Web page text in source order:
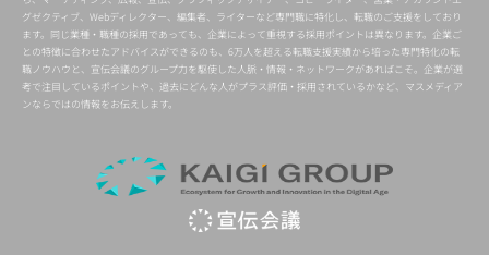
グゼクティブ、Webディレクター、編集者、ライターなど専門職に特化し、転職のご支援をしており
ます。同じ業種・職種の採用であっても、企業によって重視する採用ポイントは異なります。企業ご
との特徴に合わせたアドバイスができるのも、6万人を超える転職支援実績から培った専門特化の転
職ノウハウと、宣伝会議のグループ力を駆使した人脈・情報・ネットワークがあればこそ。企業が選
考で注目しているポイントや、過去にどんな人がプラス評価・採用されているかなど、マスメディア
ンならではの情報をお伝えします。